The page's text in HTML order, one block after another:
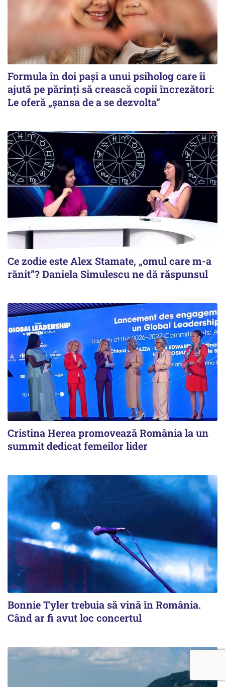
Formula în doi pași a unui psiholog care îi
ajută pe părinți să crească copii încrezători:
Le oferă „șansa de a se dezvolta”
Ce zodie este Alex Stamate, „omul care m-a
rănit”? Daniela Simulescu ne dă răspunsul
Cristina Herea promovează România la un
summit dedicat femeilor lider
Bonnie Tyler trebuia să vină în România.
Când ar fi avut loc concertul